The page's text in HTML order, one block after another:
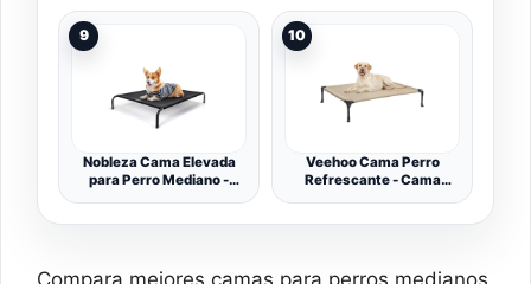
Elevados, Fondo
Antideslizante, Funda
Extraíble para Lavado,
Pequeños, 70 x 55 x 21
cm, Gris Claro PGW10GG
Perros con Suave Felpa,
Impermeable, para Perros
pequeños y Grandes y
Gatos, Gris
9
Nobleza Cama Elevada
para Perro Mediano -
Negro, M, 105x80x20CM
10
Veehoo Cama Perro
Refrescante - Cama
Perros, Beige 107x76x18
Compara mejores camas para perros medianos